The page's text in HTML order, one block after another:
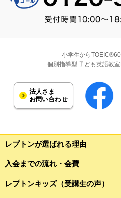
小学生から
個別指導型 子ども英語教室
法人さま
お問い合わせ
レプトンが選ばれる理由
入会までの流れ・会費
レプトンキッズ（受講生の声）